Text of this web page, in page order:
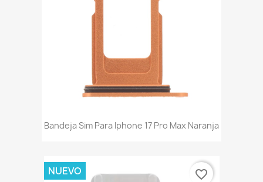
Bandeja Sim Para Iphone 17 Pro Max Naranja
NUEVO favorite_border